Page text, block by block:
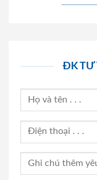
ĐK TƯ